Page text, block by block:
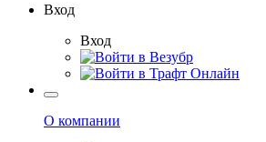
Вход
Вход
О компании